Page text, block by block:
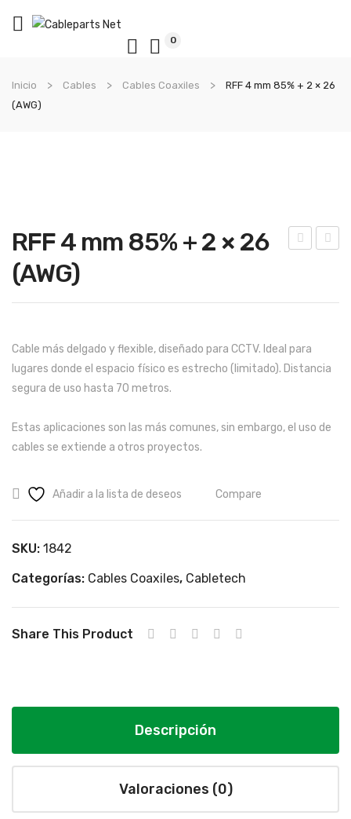
0
Inicio Cables Cables Coaxiles
RFF 4 mm 85% + 2 × 26
(AWG)
85
TS
RFF 4 mm 85% + 2 × 26
(AWG)
Cable más delgado y flexible, diseñado para CCTV. Ideal para
lugares donde el espacio físico es estrecho (limitado). Distancia
segura de uso hasta 70 metros.
Estas aplicaciones son las más comunes, sin embargo, el uso de
cables se extiende a otros proyectos.
Añadir a la lista de deseos Compare
SKU: 1842
Categorías: Cables Coaxiles, Cabletech
Share This Product
Descripción
Valoraciones (0)